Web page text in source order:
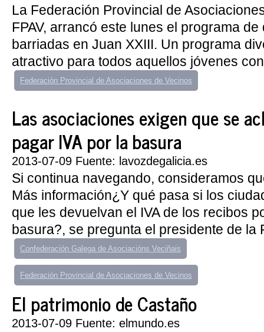
La Federación Provincial de
FPAV, arrancó este lunes el programa
barriadas en Juan XXIII. Un programa
atractivo para todos aquellos jóvenes
Federación Provincial de Asociaciones de Vecinos
Las asociaciones exigen que se
pagar IVA por la basura
2013-07-09 Fuente: lavozdegalicia.es
Si continua navegando, consideramos
Más información¿Y qué pasa si los
que les devuelvan el IVA de los recibos
basura?, se pregunta el presidente de la
Confederación Galega de Asociacións Veciñais
Federación Provincial de Asociaciones de Vecinos
El patrimonio de Castaño
2013-07-09 Fuente: elmundo.es